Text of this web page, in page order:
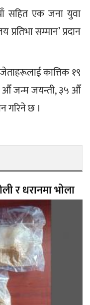
सहित एक जना युवा
सम्मान’ प्रदान
कात्तिक १९
जन्म जयन्ती, ३५ औँ
गरिने छ ।
र धरानमा भोला